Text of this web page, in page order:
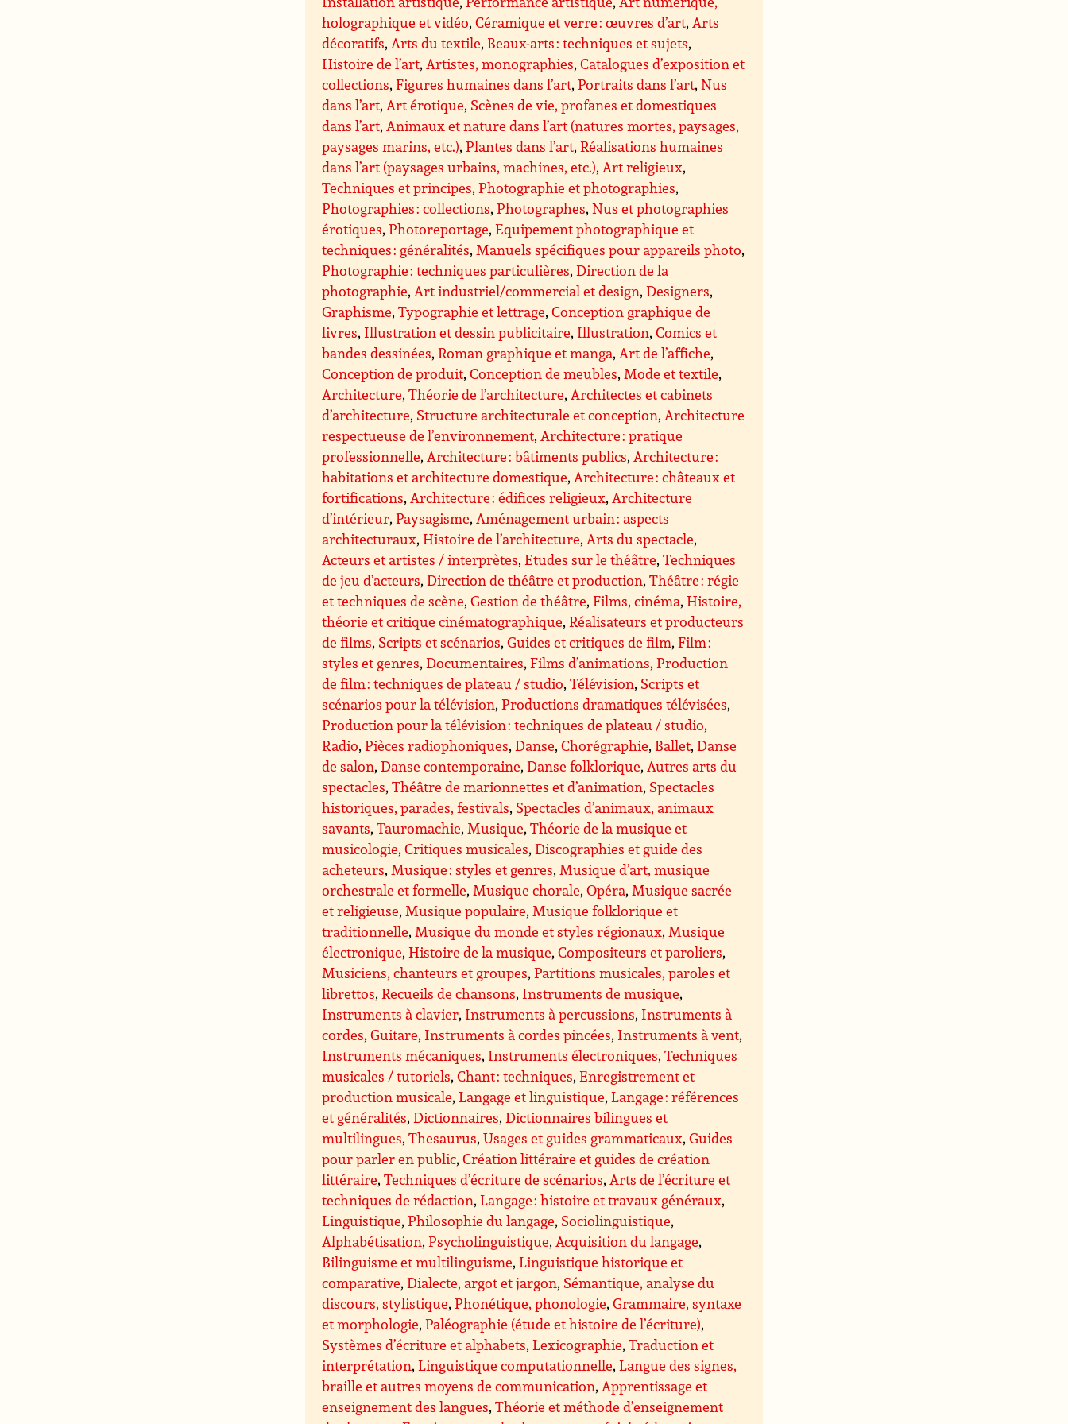
holographique et vidéo,Céramique et verre : œuvres d’art,Arts
décoratifs,Arts du textile, Beaux-arts : techniques et sujets,
Histoire de l’art,Artistes, monographies,Catalogues d’exposition et
collections,Figures humaines dans l’art,Portraits dans l’art,Nus
dans l’art,Art érotique, Scènes de vie, profanes et domestiques
dans l’art,Animaux et nature dans l’art (natures mortes, paysages,
paysages marins, etc.),Plantes dans l’art,Réalisations humaines
dans l’art (paysages urbains, machines, etc.),Art religieux,
Techniques et principes,Photographie et photographies,
Photographies : collections,Photographes,Nus et photographies
érotiques,Photoreportage,Equipement photographique et
techniques : généralités,Manuels spécifiques pour appareils photo,
Photographie : techniques particulières,Direction de la
photographie,Art industriel/commercial et design,Designers,
Graphisme,Typographie et lettrage,Conception graphique de
livres, Illustration et dessin publicitaire, Illustration,Comics et
bandes dessinées,Roman graphique et manga,Art de l’affiche,
Conception de produit,Conception de meubles,Mode et textile,
Architecture,Théorie de l’architecture,Architectes et cabinets
d’architecture, Structure architecturale et conception,Architecture
respectueuse de l’environnement,Architecture : pratique
professionnelle,Architecture : bâtiments publics,Architecture :
habitations et architecture domestique,Architecture : châteaux et
fortifications,Architecture : édifices religieux,Architecture
d’intérieur,Paysagisme,Aménagement urbain : aspects
architecturaux,Histoire de l’architecture,Arts du spectacle,
Acteurs et artistes / interprètes,Etudes sur le théâtre,Techniques
de jeu d’acteurs,Direction de théâtre et production,Théâtre : régie
et techniques de scène,Gestion de théâtre,Films, cinéma,Histoire,
théorie et critique cinématographique,Réalisateurs et producteurs
de films, Scripts et scénarios,Guides et critiques de film,Film :
styles et genres,Documentaires,Films d’animations,Production
de film : techniques de plateau / studio,Télévision, Scripts et
scénarios pour la télévision,Productions dramatiques télévisées,
Production pour la télévision : techniques de plateau / studio,
Radio,Pièces radiophoniques,Danse,Chorégraphie, Ballet,Danse
de salon,Danse contemporaine,Danse folklorique,Autres arts du
spectacles,Théâtre de marionnettes et d’animation, Spectacles
historiques, parades, festivals, Spectacles d’animaux, animaux
savants,Tauromachie,Musique,Théorie de la musique et
musicologie,Critiques musicales,Discographies et guide des
acheteurs,Musique : styles et genres,Musique d’art, musique
orchestrale et formelle,Musique chorale,Opéra,Musique sacrée
et religieuse,Musique populaire,Musique folklorique et
traditionnelle,Musique du monde et styles régionaux,Musique
électronique,Histoire de la musique,Compositeurs et paroliers,
Musiciens, chanteurs et groupes,Partitions musicales, paroles et
librettos,Recueils de chansons, Instruments de musique,
Instruments à clavier, Instruments à percussions, Instruments à
cordes,Guitare, Instruments à cordes pincées, Instruments à vent,
Instruments mécaniques, Instruments électroniques,Techniques
musicales / tutoriels,Chant : techniques,Enregistrement et
production musicale,Langage et linguistique,Langage : références
et généralités,Dictionnaires,Dictionnaires bilingues et
multilingues,Thesaurus,Usages et guides grammaticaux,Guides
pour parler en public,Création littéraire et guides de création
littéraire,Techniques d’écriture de scénarios,Arts de l’écriture et
techniques de rédaction,Langage : histoire et travaux généraux,
Linguistique,Philosophie du langage, Sociolinguistique,
Alphabétisation,Psycholinguistique,Acquisition du langage,
Bilinguisme et multilinguisme,Linguistique historique et
comparative,Dialecte, argot et jargon, Sémantique, analyse du
discours, stylistique,Phonétique, phonologie,Grammaire, syntaxe
et morphologie,Paléographie (étude et histoire de l’écriture),
Systèmes d’écriture et alphabets,Lexicographie,Traduction et
interprétation,Linguistique computationnelle,Langue des signes,
braille et autres moyens de communication,Apprentissage et
enseignement des langues,Théorie et méthode d’enseignement